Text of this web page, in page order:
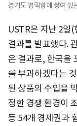
경기도 평택항에 쌓여 있
USTR은 지난 2일
결과를 발표했다.
온 결과로, 한국을
를 부과하겠다는
된 상품의 수입을
정한 경쟁 환경이
등 54개 경제권과